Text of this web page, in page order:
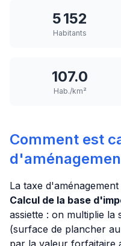
5 152
Habitants
107.0
Hab./km²
Comment est
La taxe
Calcul de la base
assiette : on multiplie
(surface de plancher
par la valeur forfaitaire